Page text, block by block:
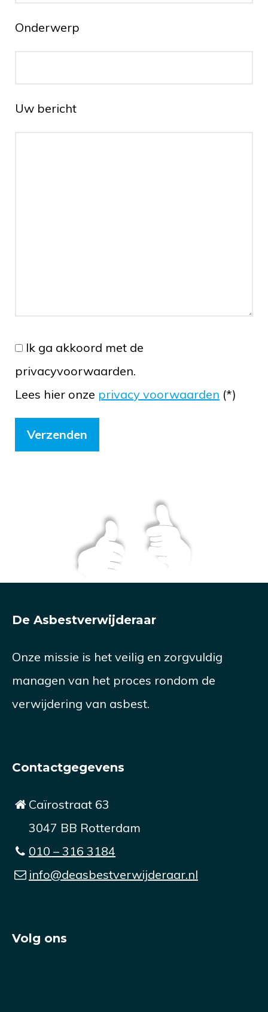
Onderwerp
Uw bericht
Ik ga akkoord met de
privacyvoorwaarden.
Lees hier onze privacy voorwaarden (*)
De Asbestverwijderaar
Onze missie is het veilig en zorgvuldig
managen van het proces rondom de
verwijdering van asbest.
Contactgegevens
Caïrostraat 63
3047 BB Rotterdam
010 – 316 3184
info@deasbestverwijderaar.nl
Volg ons